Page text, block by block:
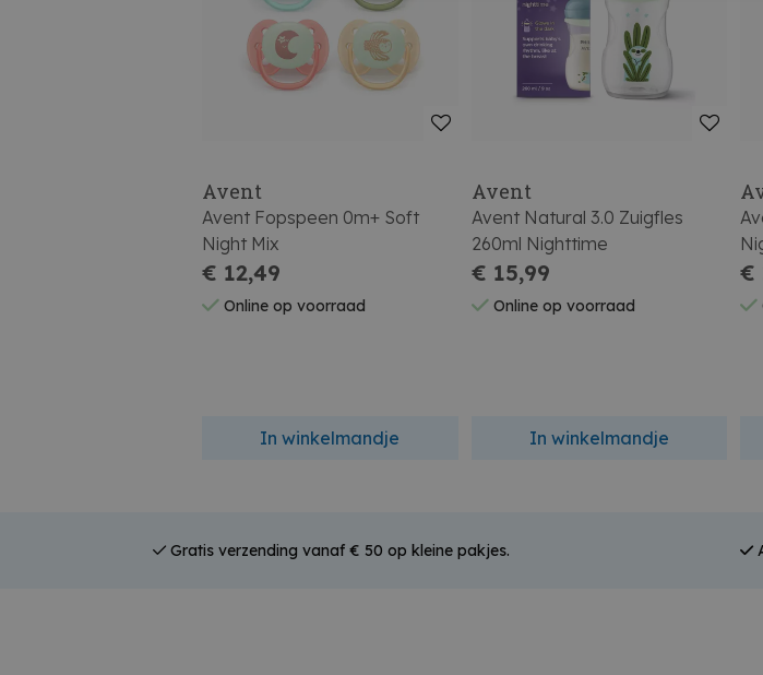
Avent
Avent Fopspeen 0m+ Soft
Night Mix
€ 12,49
Online op voorraad
In winkelmandje
Avent
Avent Natural 3.0 Zuigfles
260ml Nighttime
€ 15,99
Online op voorraad
In winkelmandje
€
Gratis verzending vanaf € 50 op kleine pakjes.